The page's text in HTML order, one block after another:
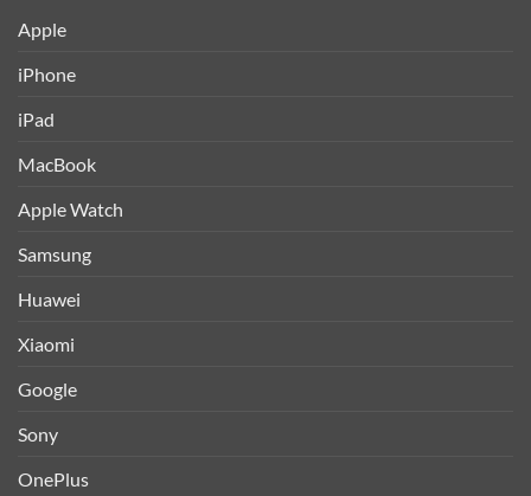
Apple
iPhone
iPad
MacBook
Apple Watch
Samsung
Huawei
Xiaomi
Google
Sony
OnePlus